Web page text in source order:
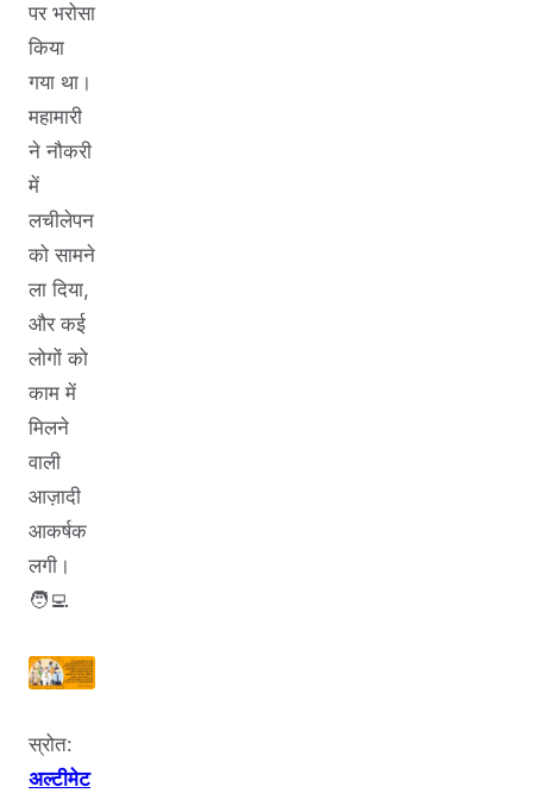
पर भरोसा
किया
गया था।
महामारी
ने नौकरी
में
लचीलेपन
को सामने
ला दिया,
और कई
लोगों को
काम में
मिलने
वाली
आज़ादी
आकर्षक
लगी।
🧑‍💻
स्रोत:
अल्टीमेट